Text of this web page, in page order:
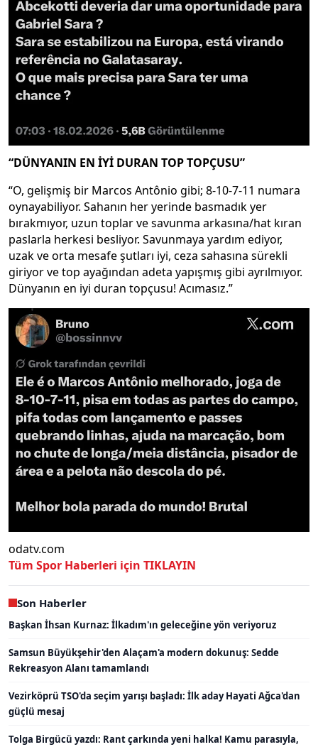
“DÜNYANIN EN İYİ DURAN TOP TOPÇUSU”
“O, gelişmiş bir Marcos Antônio gibi; 8-10-7-11 numara
oynayabiliyor. Sahanın her yerinde basmadık yer
bırakmıyor, uzun toplar ve savunma arkasına/hat kıran
paslarla herkesi besliyor. Savunmaya yardım ediyor,
uzak ve orta mesafe şutları iyi, ceza sahasına sürekli
giriyor ve top ayağından adeta yapışmış gibi ayrılmıyor.
Dünyanın en iyi duran topçusu! Acımasız.”
odatv.com
Tüm Spor Haberleri için TIKLAYIN
Son Haberler
Başkan İhsan Kurnaz: İlkadım'ın geleceğine yön veriyoruz
Samsun Büyükşehir'den Alaçam'a modern dokunuş: Sedde
Rekreasyon Alanı tamamlandı
Vezirköprü TSO'da seçim yarışı başladı: İlk aday Hayati Ağca'dan
güçlü mesaj
Tolga Birgücü yazdı: Rant çarkında yeni halka! Kamu parasıyla,